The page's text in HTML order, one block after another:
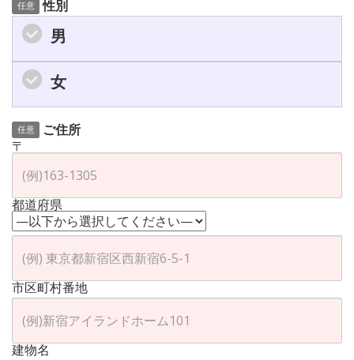
任意 性別
男
女
任意
ご住所
〒
都道府県
市区町村番地
建物名